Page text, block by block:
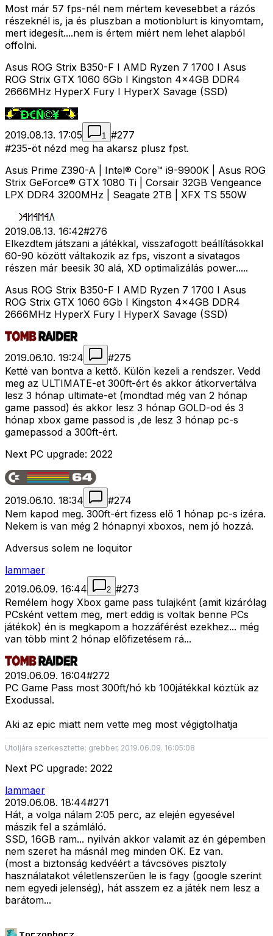
Most már 57 fps-nél nem mértem kevesebbet a rázós
részeknél is, ja és pluszban a motionblurt is kinyomtam,
mert idegesít....nem is értem miért nem lehet alapból
offolni.
Asus ROG Strix B350-F I AMD Ryzen 7 1700 I Asus
ROG Strix GTX 1060 6Gb I Kingston 4x4GB DDR4
2666MHz HyperX Fury I HyperX Savage (SSD)
2019.08.13. 17:05 1 #277
#235-öt nézd meg ha akarsz plusz fpst.
Asus Prime Z390-A | Intel® Core™ i9-9900K | Asus ROG
Strix GeForce® GTX 1080 Ti | Corsair 32GB Vengeance
LPX DDR4 3200MHz | Seagate 2TB | XFX TS 550W
2019.08.13. 16:42#276
Elkezdtem játszani a játékkal, visszafogott beállításokkal
60-90 között váltakozik az fps, viszont a sivatagos
részen már beesik 30 alá, XD optimalizálás power.....
Asus ROG Strix B350-F I AMD Ryzen 7 1700 I Asus
ROG Strix GTX 1060 6Gb I Kingston 4x4GB DDR4
2666MHz HyperX Fury I HyperX Savage (SSD)
2019.06.10. 19:24 #275
Ketté van bontva a kettő. Külön kezeli a rendszer. Vedd
meg az ULTIMATE-et 300ft-ért és akkor átkorvertálva
lesz 3 hónap ultimate-et (mondtad még van 2 hónap
game passod) és akkor lesz 3 hónap GOLD-od és 3
hónap xbox game passod is ,de lesz 3 hónap pc-s
gamepassod a 300ft-ért.
Next PC upgrade: 2022
2019.06.10. 18:34 #274
Nem kapod meg. 300ft-ért fizess elő 1 hónap pc-s izéra.
Nekem is van még 2 hónapnyi xboxos, nem jó hozzá.
Adversus solem ne loquitor
lammaer
2019.06.09. 16:44
2 #273
Remélem hogy Xbox game pass tulajként (amit kizárólag
PCsként vettem meg, mert eddig is voltak benne PCs
játékok) én is megkapom a hozzáférést ezekhez... még
van több mint 2 hónap előfizetésem rá...
2019.06.09. 16:04#272
PC Game Pass most 300ft/hó kb 100játékkal köztük az
Exodussal.
Aki az epic miatt nem vette meg most végigtolhatja
Utoljára szerkesztette: grebber, 2019.06.09. 16:05:08
Next PC upgrade: 2022
lammaer
2019.06.08. 18:44#271
Hát, a volga nálam 2:05 perc, az elején egyesével
mászik fel a számláló.
SSD, 16GB ram... nyilván akkor valamit az én gépemben
nem szeret ha másnál meg minden OK. Ez van.
(most a biztonság kedvéért a távcsöves pisztoly
használatakot véletlenszerűen le is fagy (google szerint
nem egyedi jelenség), hát asszem ez a játék nem lesz a
barátom...